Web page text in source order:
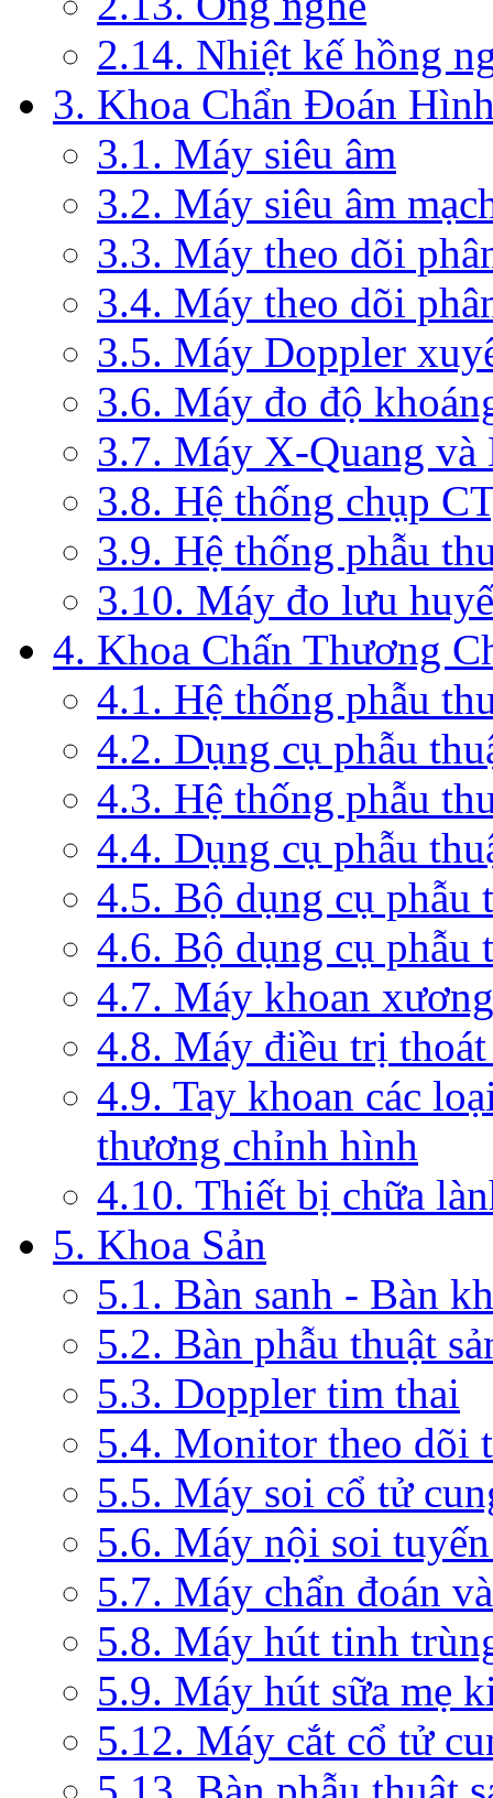
2.14. Nhiệt kế hồng
3. Khoa Chẩn Đoán
3.1. Máy siêu âm
3.2. Máy siêu âm
3.3. Máy theo dõi
3.4. Máy theo dõi
3.5. Máy Doppler
3.6. Máy đo độ
3.7. Máy X-Quang
3.8. Hệ thống chụp
3.9. Hệ thống phẫu
3.10. Máy đo lưu
4. Khoa Chấn Thương
4.1. Hệ thống phẫu
4.2. Dụng cụ phẫu
4.3. Hệ thống phẫu
4.4. Dụng cụ phẫu
4.5. Bộ dụng cụ phẫu
4.6. Bộ dụng cụ phẫu
4.7. Máy khoan
4.8. Máy điều trị
4.9. Tay khoan các
thương chỉnh hình
4.10. Thiết bị chữa
5. Khoa Sản
5.1. Bàn sanh - Bàn
5.2. Bàn phẫu thuật
5.3. Doppler tim thai
5.4. Monitor theo dõi
5.5. Máy soi cổ tử
5.6. Máy nội soi
5.7. Máy chẩn đoán
5.8. Máy hút tinh
5.9. Máy hút sữa mẹ
5.12. Máy cắt cổ tử